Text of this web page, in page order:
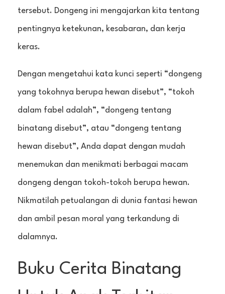
tersebut. Dongeng ini mengajarkan kita tentang
pentingnya ketekunan, kesabaran, dan kerja
keras.
Dengan mengetahui kata kunci seperti “dongeng
yang tokohnya berupa hewan disebut”, “tokoh
dalam fabel adalah”, “dongeng tentang
binatang disebut”, atau “dongeng tentang
hewan disebut”, Anda dapat dengan mudah
menemukan dan menikmati berbagai macam
dongeng dengan tokoh-tokoh berupa hewan.
Nikmatilah petualangan di dunia fantasi hewan
dan ambil pesan moral yang terkandung di
dalamnya.
Buku Cerita Binatang